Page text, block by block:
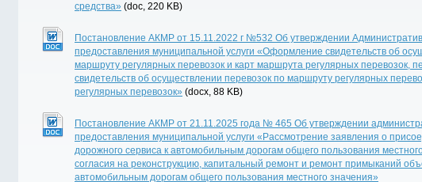
средства» (doc, 220 KB)
Постановление АКМР от 15.11.2022 г №532 Об утверждении
предоставления муниципальной услуги «Оформление свидетельств об
маршруту регулярных перевозок и карт маршрута регулярных перевозок,
свидетельств об осуществлении перевозок по маршруту регулярных
регулярных перевозок» (docx, 88 KB)
Постановление АКМР от 21.11.2025 года № 465 Об утверждении
предоставления муниципальной услуги «Рассмотрение заявления о
дорожного сервиса к автомобильным дорогам общего пользования
согласия на реконструкцию, капитальный ремонт и ремонт примыканий
автомобильным дорогам общего пользования местного значения»